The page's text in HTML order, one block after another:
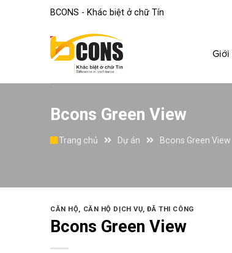
BCONS - Khác biệt ở chữ Tín
Giới
Bcons Green View
Trang chủ Dự án Bcons Green View
CĂN HỘ, CĂN HỘ DỊCH VỤ,ĐÃ THI CÔNG
Bcons Green View